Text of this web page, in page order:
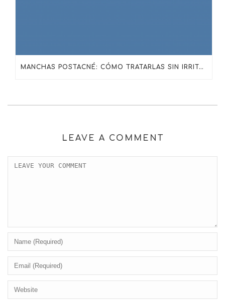
MANCHAS POSTACNÉ: CÓMO TRATARLAS SIN IRRITAR LA PIEL CON SKINCEUTICALS
LEAVE A COMMENT